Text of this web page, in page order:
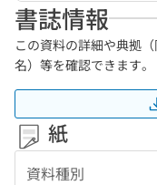
書誌情報
この資料の詳細や典拠
名）等を確認できます。
紙
資料種別